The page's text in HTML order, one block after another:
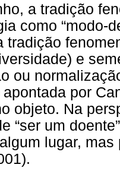
a tradição
como “modo-
tradição
e
ou
por
objeto. Na
“ser um
lugar,